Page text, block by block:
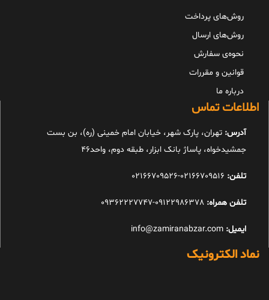
روش‌های پرداخت
روش‌های ارسال
نحوه‌ی سفارش
قوانین و مقررات
درباره ما
اطلاعات تماس
آدرس: تهران، پارک شهر، خیابان امام خمینی (ره)، بن بست
جمشیدخواه، پاساژ بانک ابزار، طبقه دوم، واحد46
تلفن:
تلفن همراه: 09122986378-09362227747
ایمیل:
نماد الکترونیک